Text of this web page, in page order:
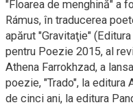
"Floarea de menghină" a
Rámus, în traducerea
apărut "Gravitaţie"
pentru Poezie 2015, al
Athena Farrokhzad, a
poezie, "Trado", la editura
de cinci ani, la editura